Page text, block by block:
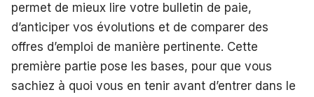
permet de mieux lire votre bulletin de paie,
d’anticiper vos évolutions et de comparer des
offres d’emploi de manière pertinente. Cette
première partie pose les bases, pour que vous
sachiez à quoi vous en tenir avant d’entrer dans le